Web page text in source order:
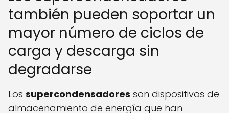
también pueden soportar un
mayor número de ciclos de
carga y descarga sin
degradarse
Los supercondensadores son dispositivos de
almacenamiento de energía que han